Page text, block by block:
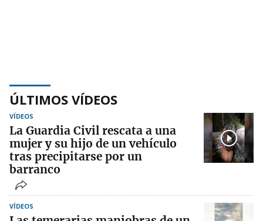
ÚLTIMOS VÍDEOS
VÍDEOS
La Guardia Civil rescata a una
mujer y su hijo de un vehículo
tras precipitarse por un
barranco
VÍDEOS